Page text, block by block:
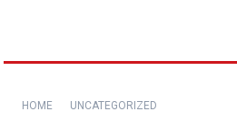
HOME UNCATEGORIZED